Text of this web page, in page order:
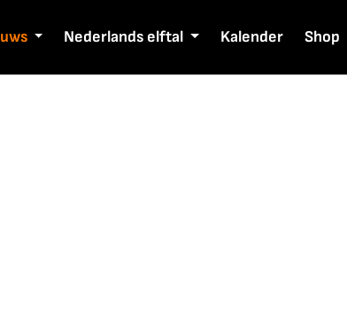
Nederlands elftal Kalender Shop